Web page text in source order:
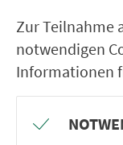
Birkhof
Zur Teilnahme
notwendigen
Informationen